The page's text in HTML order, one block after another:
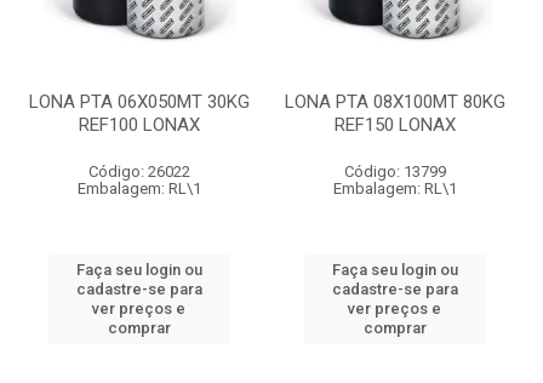
LONA PTA 06X050MT 30KG
REF100 LONAX
Código: 26022
Embalagem: RL\1
Faça seu login ou
cadastre-se para
ver preços e
comprar
LONA PTA 08X100MT 80KG
REF150 LONAX
Código: 13799
Embalagem: RL\1
Faça seu login ou
cadastre-se para
ver preços e
comprar